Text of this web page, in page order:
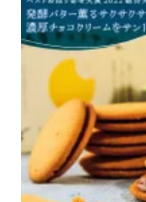
商品一覧
とろ生チーズケーキ
濃抹茶とろ生ガトーシ
ョコラ
とろ生シュー
クッキー缶
紅茶toroaTeaギフト